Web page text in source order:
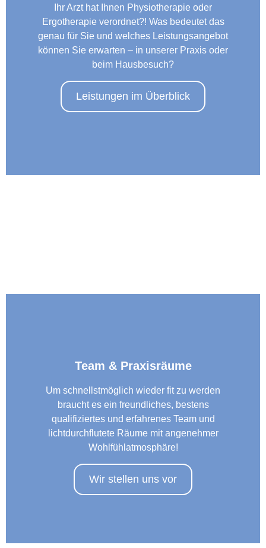
Ihr Arzt hat Ihnen Physiotherapie oder
Ergotherapie verordnet?! Was bedeutet das
genau für Sie und welches Leistungsangebot
können Sie erwarten – in unserer Praxis oder
beim Hausbesuch?
Leistungen im Überblick
Team & Praxisräume
Um schnellstmöglich wieder fit zu werden
braucht es ein freundliches, bestens
qualifiziertes und erfahrenes Team und
lichtdurchflutete Räume mit angenehmer
Wohlfühlatmosphäre!
Wir stellen uns vor